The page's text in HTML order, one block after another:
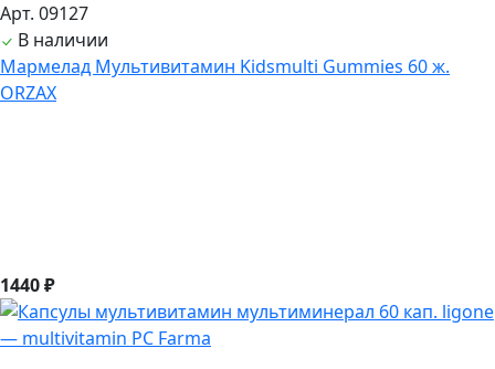
Арт. 09127
В наличии
Мармелад Мультивитамин Kidsmulti Gummies 60 ж.
ORZAX
1440 ₽